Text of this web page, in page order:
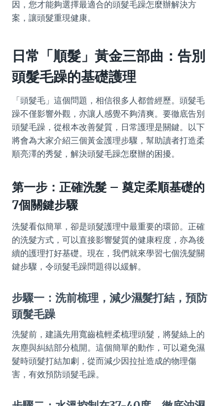
因，您才能夠選擇最適合的頭髮毛躁怎麼辦解決方
案，讓頭髮重現健康。
日常「順髮」黃金三部曲：告別
頭髮毛躁的基礎護理
「頭髮毛」這個問題，相信很多人都曾經歷。頭髮毛
躁不僅影響外觀，亦讓人感覺不夠清爽。要徹底告別
頭髮毛躁，從根本改善髮質，日常護理是關鍵。以下
將會為大家介紹三個黃金護理步驟，幫助讀者打造柔
順亮澤的秀髮，解決頭髮毛躁怎麼辦的困擾。
第一步：正確洗髮 – 奠定柔順基礎的
7個關鍵步驟
洗髮看似簡單，卻是頭髮護理中最重要的環節。正確
的洗髮方式，可以直接影響髮質的健康程度，亦為後
續的護理打好基礎。現在，我們就來學習七個洗髮關
鍵步驟，令頭髮毛躁問題得以緩解。
步驟一：洗前梳理，減少濕髮打結，預防
頭髮毛躁
洗髮前，建議先用寬齒梳輕柔梳理頭髮，將髮絲上的
灰塵與糾結部分梳開。這個簡單的動作，可以避免濕
髮時頭髮打結加劇，從而減少因拉扯造成的物理傷
害，有效預防頭髮毛躁。